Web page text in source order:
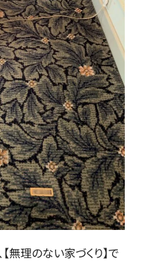
無理のない家づくり】で